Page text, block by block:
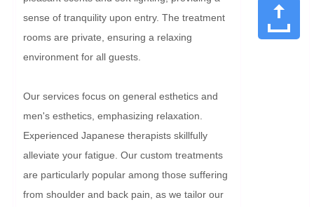
sense of tranquility upon entry. The treatment
rooms are private, ensuring a relaxing
environment for all guests.
Our services focus on general esthetics and
men's esthetics, emphasizing relaxation.
Experienced Japanese therapists skillfully
alleviate your fatigue. Our custom treatments
are particularly popular among those suffering
from shoulder and back pain, as we tailor our